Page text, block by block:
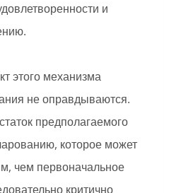
и
этого механизма
не оправдываются.
предполагаемого
которое может
чем первоначальное
критично